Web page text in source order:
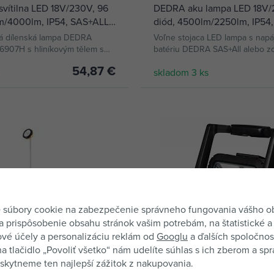
LED 18V/230V, 96
4000lm, IP54, SAS+ALL,
dílenská lampa DEDRA
s hliníkovým tělem s
54,87 €
DEDRA aku lampa LED
diód, 4500lm/2250lm,
batérie SAS+All,
Voľne stojaca LED lampa s
batériu DEDRA SAS+All alebo
skladom 3 ks
súbory cookie na zabezpečenie správneho fungovania vášho
prispôsobenie obsahu stránok vašim potrebám, na štatistické a
účely a personalizáciu reklám od Googlu a ďalších
tlačidlo „Povoliť všetko“ nám udelíte súhlas s ich zberom a
ten najlepší zážitok z nakupovania.